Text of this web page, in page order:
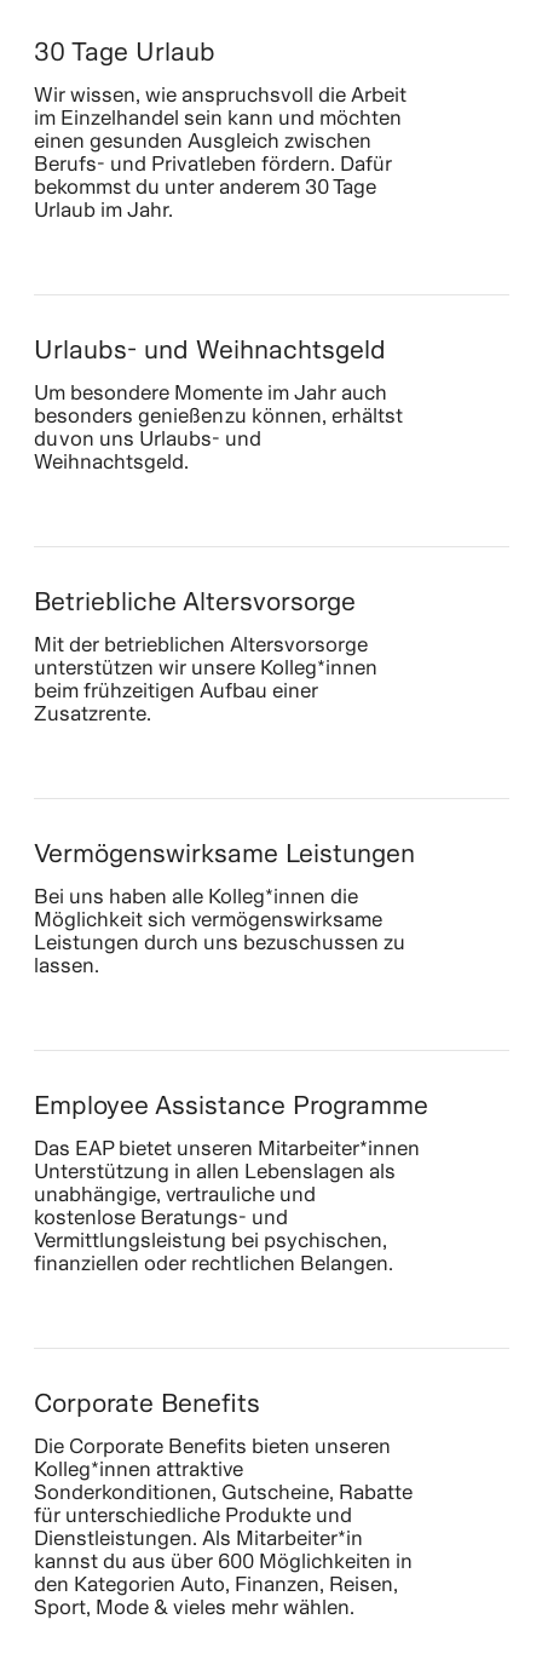
30 Tage Urlaub
Wir wissen, wie anspruchsvoll die Arbeit
im Einzelhandel sein kann und möchten
einen gesunden Ausgleich zwischen
Berufs- und Privatleben fördern. Dafür
bekommst du unter anderem 30 Tage
Urlaub im Jahr.
Urlaubs- und Weihnachtsgeld
Um besondere Momente im Jahr auch
besonders genießen zu können, erhältst
du von uns Urlaubs- und
Weihnachtsgeld.
Betriebliche Altersvorsorge
Mit der betrieblichen Altersvorsorge
unterstützen wir unsere Kolleg*innen
beim frühzeitigen Aufbau einer
Zusatzrente.
Vermögenswirksame Leistungen
Bei uns haben alle Kolleg*innen die
Möglichkeit sich vermögenswirksame
Leistungen durch uns bezuschussen zu
lassen.
Employee Assistance Programme
Das EAP bietet unseren Mitarbeiter*innen
Unterstützung in allen Lebenslagen als
unabhängige, vertrauliche und
kostenlose Beratungs- und
Vermittlungsleistung bei psychischen,
finanziellen oder rechtlichen Belangen.
Corporate Benefits
Die Corporate Benefits bieten unseren
Kolleg*innen attraktive
Sonderkonditionen, Gutscheine, Rabatte
für unterschiedliche Produkte und
Dienstleistungen. Als Mitarbeiter*in
kannst du aus über 600 Möglichkeiten in
den Kategorien Auto, Finanzen, Reisen,
Sport, Mode & vieles mehr wählen.